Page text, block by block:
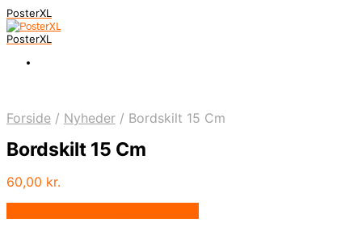
PosterXL
PosterXL
Forside / Nyheder / Bordskilt 15 Cm
Bordskilt 15 Cm
60,00 kr.